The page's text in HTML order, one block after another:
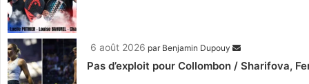
6 août 2026 par Benjamin Dupouy
Pas d’exploit pour Collombon / Sharifova,